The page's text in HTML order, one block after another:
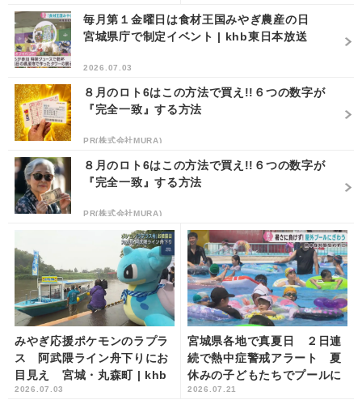
毎月第１金曜日は食材王国みやぎ農産の日
宮城県庁で制定イベント | khb東日本放送
2026.07.03
８月のロト6はこの方法で買え!!６つの数字が
『完全一致』する方法
PR(株式会社MURA)
８月のロト6はこの方法で買え!!６つの数字が
『完全一致』する方法
PR(株式会社MURA)
みやぎ応援ポケモンのラプラ
ス 阿武隈ライン舟下りにお
目見え 宮城・丸森町 | khb
東日本放送
2026.07.03
宮城県各地で真夏日 ２日連
続で熱中症警戒アラート 夏
休みの子どもたちでプールに
ぎわう | khb東日本放送
2026.07.21